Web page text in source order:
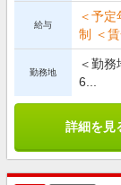
給与
＜予
制 ＜
勤務地
＜勤
6...
詳細を見